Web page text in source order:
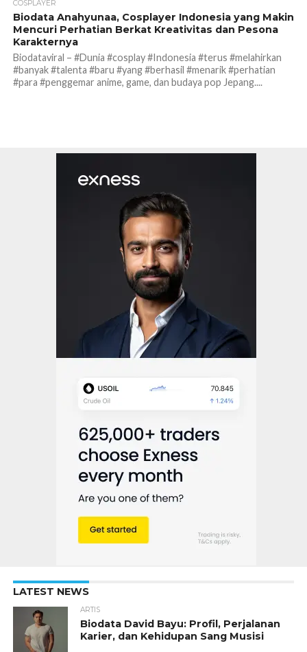
COSPLAYER
Biodata Anahyunaa, Cosplayer Indonesia yang Makin
Mencuri Perhatian Berkat Kreativitas dan Pesona
Karakternya
Biodataviral – #Dunia #cosplay #Indonesia #terus #melahirkan
#banyak #talenta #baru #yang #berhasil #menarik #perhatian
#para #penggemar anime, game, dan budaya pop Jepang....
LATEST NEWS
ARTIS
Biodata David Bayu: Profil, Perjalanan
Karier, dan Kehidupan Sang Musisi